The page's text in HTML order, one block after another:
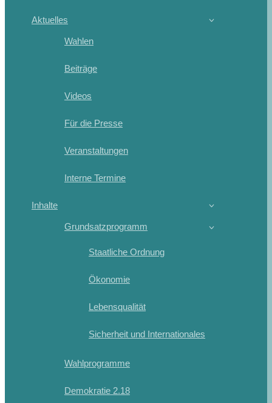
Aktuelles
Wahlen
Beiträge
Videos
Für die Presse
Veranstaltungen
Interne Termine
Inhalte
Grundsatzprogramm
Staatliche Ordnung
Ökonomie
Lebensqualität
Sicherheit und Internationales
Wahlprogramme
Demokratie 2.18